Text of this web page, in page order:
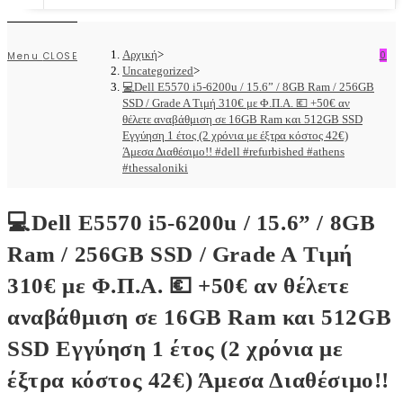
0
Menu CLOSE Αρχική>
Uncategorized>
💻Dell E5570 i5-6200u / 15.6” / 8GB Ram / 256GB
SSD / Grade A Τιμή 310€ με Φ.Π.Α. 💶 +50€ αν
θέλετε αναβάθμιση σε 16GB Ram και 512GB SSD
Εγγύηση 1 έτος (2 χρόνια με έξτρα κόστος 42€)
Άμεσα Διαθέσιμο!! #dell #refurbished #athens
#thessaloniki
💻Dell E5570 i5-6200u / 15.6” / 8GB
Ram / 256GB SSD / Grade A Τιμή
310€ με Φ.Π.Α. 💶 +50€ αν θέλετε
αναβάθμιση σε 16GB Ram και 512GB
SSD Εγγύηση 1 έτος (2 χρόνια με
έξτρα κόστος 42€) Άμεσα Διαθέσιμο!!